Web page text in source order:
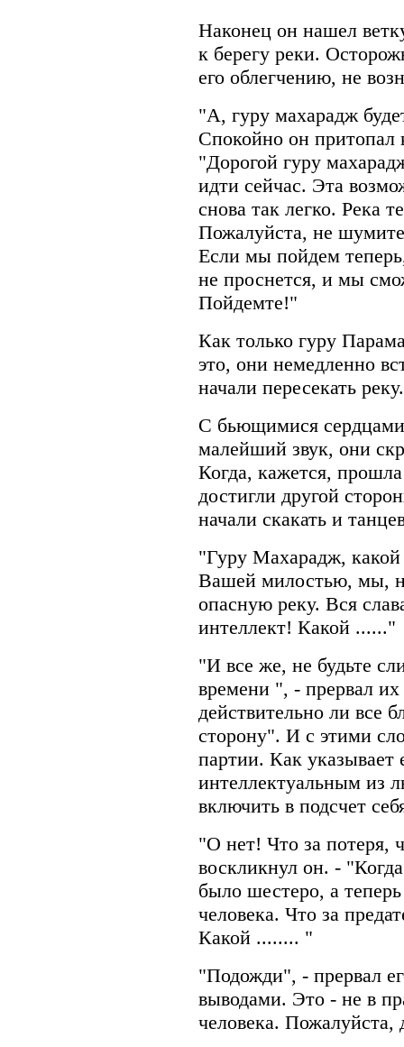
Наконец он нашел
к берегу реки.
его облегчению, не
"А, гуру махарадж
Спокойно он
"Дорогой гуру
идти сейчас. Эта
снова так легко. Река
Пожалуйста, не
Если мы пойдем
не проснется, и мы
Пойдемте!"
Как только гуру
это, они немедленно
начали пересекать реку.
С бьющимися
малейший звук, они
Когда, кажется,
достигли другой
начали скакать и
"Гуру Махарадж,
Вашей милостью, мы,
опасную реку. Вся
интеллект! Какой ......"
"И все же, не будьте
времени ", - прервал
действительно ли все
сторону". И с этими
партии. Как
интеллектуальным из
включить в подсчет
"О нет! Что за потеря,
воскликнул он. -
было шестеро, а
человека. Что за
Какой ........ "
"Подожди", - прервал
выводами. Это - не в
человека. Пожалуйста,